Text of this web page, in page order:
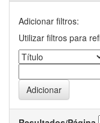
Adicionar filtros:
Utilizar filtros para